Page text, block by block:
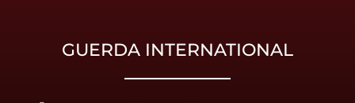
GUERDA INTERNATIONAL